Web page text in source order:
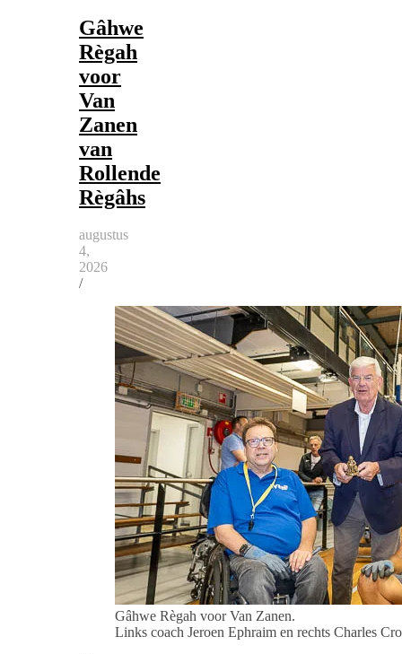
Gâhwe
Règah
voor
Van
Zanen
van
Rollende
Règâhs
augustus
4,
2026
/
Gâhwe Règah voor Van Zanen.
Links coach Jeroen Ephraim en rechts Charles